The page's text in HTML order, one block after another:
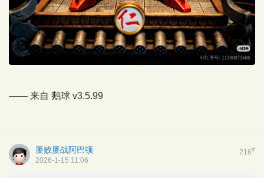
—— 来自 鹅球 v3.5.99
216#
屡败屡战阿巴顿
2026-1-15 11:06